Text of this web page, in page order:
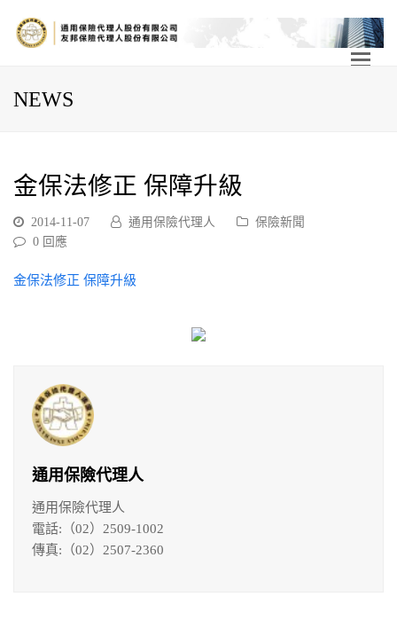
NEWS
金保法修正 保障升級
2014-11-07 通用保險代理人
保險新聞
0 回應
金保法修正 保障升級
通用保險代理人
通用保險代理人
電話:（02）2509-1002
傳真:（02）2507-2360